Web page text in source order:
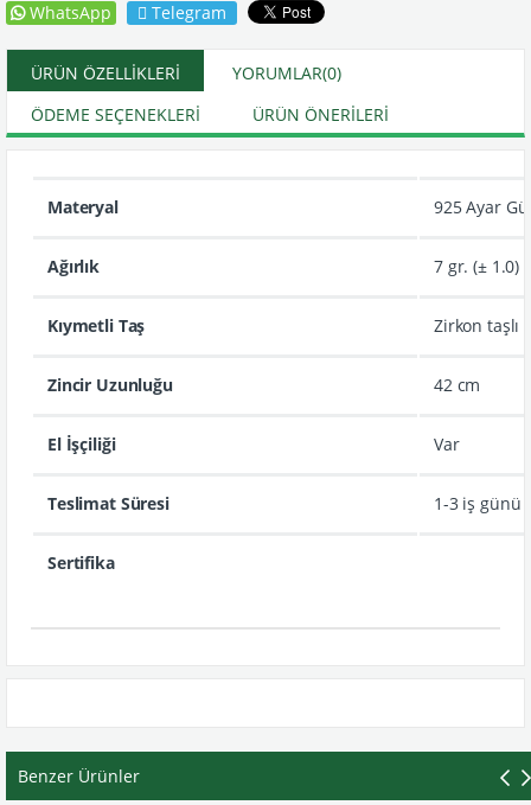
WhatsApp Telegram
ÜRÜN ÖZELLIKLERI YORUMLAR(0)
ÖDEME SEÇENEKLERI
ÜRÜN ÖNERILERI
Materyal 925 Ayar
Ağırlık 7 gr. (± 1.0)
Kıymetli Taş Zirkon taşlı
Zincir Uzunluğu 42 cm
El İşçiliği Var
Teslimat Süresi 1-3 iş günü
Sertifika
Benzer Ürünler